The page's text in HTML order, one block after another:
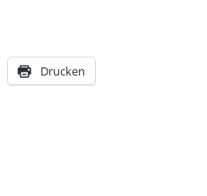
Drucken